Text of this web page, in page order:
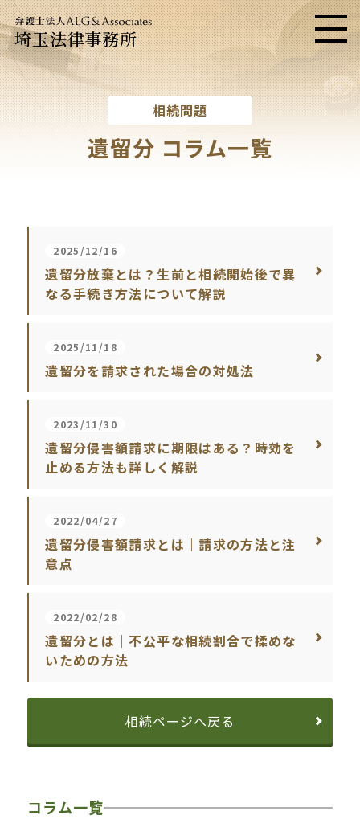
埼玉法律事務所 メニ
相続問題
遺留分 コラム一覧
2025/12/16
遺留分放棄とは？生前と相続開始後で異
なる手続き方法について解説
2025/11/18
遺留分を請求された場合の対処法
2023/11/30
遺留分侵害額請求に期限はある？時効を
止める方法も詳しく解説
2022/04/27
遺留分侵害額請求とは｜請求の方法と注
意点
2022/02/28
遺留分とは｜不公平な相続割合で揉めな
いための方法
相続ページへ戻る
コラム一覧